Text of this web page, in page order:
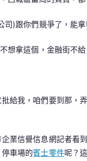
)跟你們競爭了，能拿
想拿這個，金融街不給
給我，咱們要到那
業信譽信息網記者
車場的賓士零件呢？